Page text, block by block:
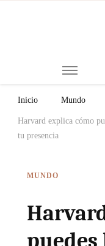
Inicio Mundo
Harvard explica cómo
tu presencia
MUNDO
puedes